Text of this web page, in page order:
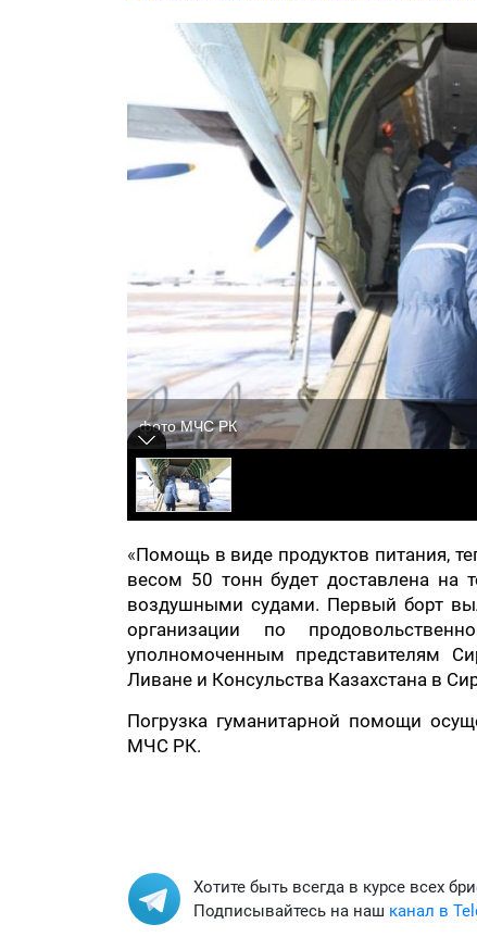
фото МЧС РК
«Помощь в виде продуктов питания,
весом 50 тонн будет доставлена на
воздушными судами. Первый борт
организации по
уполномоченным представителям
Ливане и Консульства Казахстана в
Погрузка гуманитарной помощи
МЧС РК.
Хотите быть всегда в курсе всех
Подписывайтесь на наш канал в